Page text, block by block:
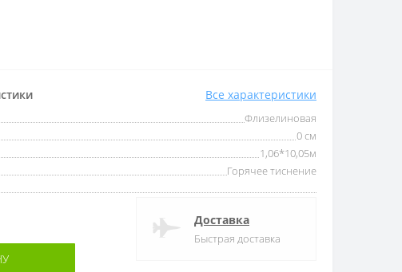
Все характеристики
Флизелиновая
0 см
1,06*10,05м
Горячее тиснение
Доставка
Быстрая доставка